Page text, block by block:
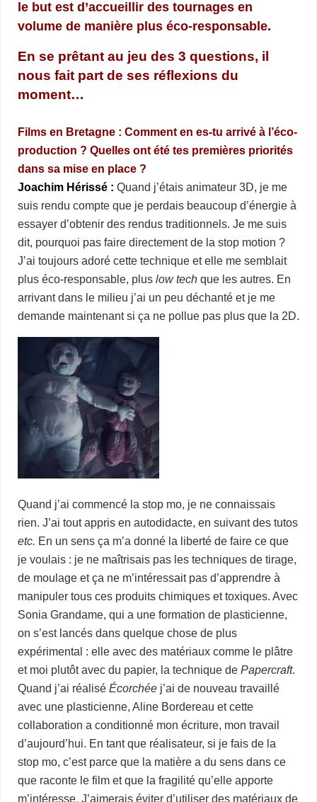
le but est d’accueillir des tournages en
volume de manière plus éco-responsable.
En se prêtant au jeu des 3 questions, il
nous fait part de ses réflexions du
moment…
Films en Bretagne : Comment en es-tu arrivé à l’éco-
production ? Quelles ont été tes premières priorités
dans sa mise en place ?
Joachim Hérissé : Quand j’étais animateur 3D, je me
suis rendu compte que je perdais beaucoup d’énergie à
essayer d’obtenir des rendus traditionnels. Je me suis
dit, pourquoi pas faire directement de la stop motion ?
J’ai toujours adoré cette technique et elle me semblait
plus éco-responsable, plus low tech que les autres. En
arrivant dans le milieu j’ai un peu déchanté et je me
demande maintenant si ça ne pollue pas plus que la 2D.
Quand j’ai commencé la stop mo, je ne connaissais
rien. J’ai tout appris en autodidacte, en suivant des tutos
etc. En un sens ça m’a donné la liberté de faire ce que
je voulais : je ne maîtrisais pas les techniques de tirage,
de moulage et ça ne m’intéressait pas d’apprendre à
manipuler tous ces produits chimiques et toxiques. Avec
Sonia Grandame, qui a une formation de plasticienne,
on s’est lancés dans quelque chose de plus
expérimental : elle avec des matériaux comme le plâtre
et moi plutôt avec du papier, la technique de Papercraft.
Quand j’ai réalisé Écorchée j’ai de nouveau travaillé
avec une plasticienne, Aline Bordereau et cette
collaboration a conditionné mon écriture, mon travail
d’aujourd’hui. En tant que réalisateur, si je fais de la
stop mo, c’est parce que la matière a du sens dans ce
que raconte le film et que la fragilité qu’elle apporte
m’intéresse. J’aimerais éviter d’utiliser des matériaux de